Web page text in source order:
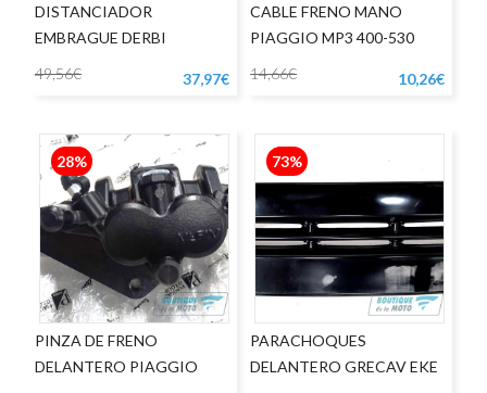
DISTANCIADOR
EMBRAGUE DERBI
49,56€
37,97€
CABLE FRENO MANO
PIAGGIO MP3 400-530
14,66€
10,26€
28%
PINZA DE FRENO
DELANTERO PIAGGIO
73%
PARACHOQUES
DELANTERO GRECAV EKE